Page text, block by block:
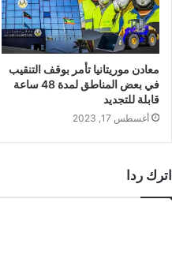
معادن موريتانيا تأمر بوقف التنقيب
في بعض المناطق لمدة 48 ساعة
قابلة للتجديد
أغسطس 17, 2023
اترك ردا